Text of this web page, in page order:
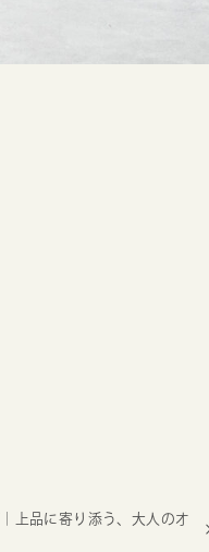
上品に寄り添う、大人のオ